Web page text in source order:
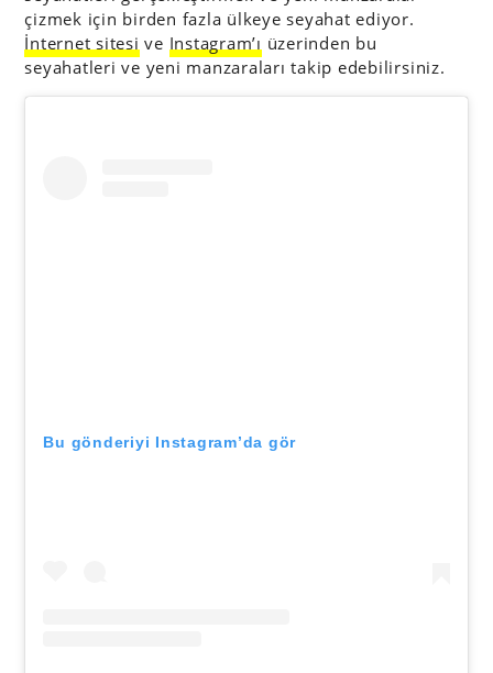
çizmek için birden fazla ülkeye seyahat ediyor.
İnternet sitesi ve Instagram’ı üzerinden bu
seyahatleri ve yeni manzaraları takip edebilirsiniz.
Bu gönderiyi Instagram’da gör